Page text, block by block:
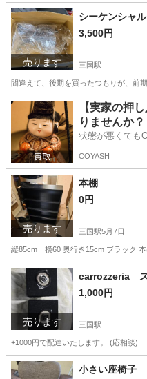
大阪 大阪市 三国駅 テレ
売ります
シーケンシャ
3,500円
三国駅
間違えて、後期を買ったつもりが、前
大阪 大阪市 三国駅 パー
【実家の押
りませんか？
状態が悪くても
COYASH
売ります
本棚
0円
三国駅5月7日
縦85cm 横60 奥行き15cm ブラック
大阪 大阪市
売ります
carrozzeria
1,000円
三国駅
+1000円で配達いたします。 (応相談)
大阪 大阪市 三国駅 カー
小さい座椅子